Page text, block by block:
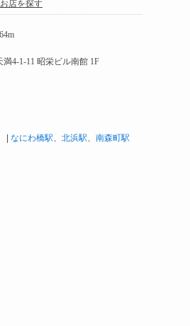
なにわ橋駅、 北浜駅、 南森町駅